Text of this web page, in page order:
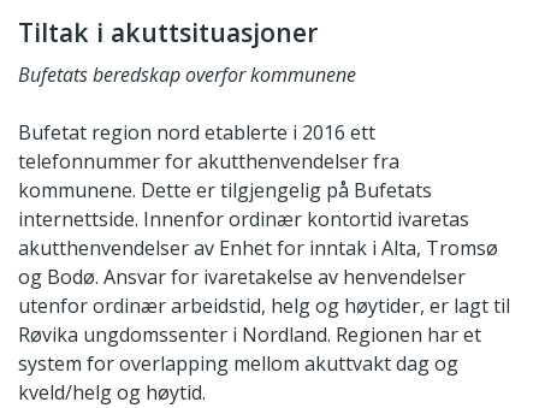
Tiltak i akuttsituasjoner
Bufetats beredskap overfor kommunene
Bufetat region nord etablerte i 2016 ett
telefonnummer for akutthenvendelser fra
kommunene. Dette er tilgjengelig på Bufetats
internettside. Innenfor ordinær kontortid ivaretas
akutthenvendelser av Enhet for inntak i Alta, Tromsø
og Bodø. Ansvar for ivaretakelse av henvendelser
utenfor ordinær arbeidstid, helg og høytider, er lagt til
Røvika ungdomssenter i Nordland. Regionen har et
system for overlapping mellom akuttvakt dag og
kveld/helg og høytid.